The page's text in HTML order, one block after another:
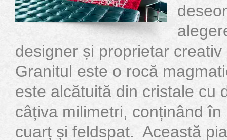
designer și proprietar
Granitul este o rocă
este alcătuită din cristale cu
câțiva milimetri, conținând în
cuarț și feldspat. Această